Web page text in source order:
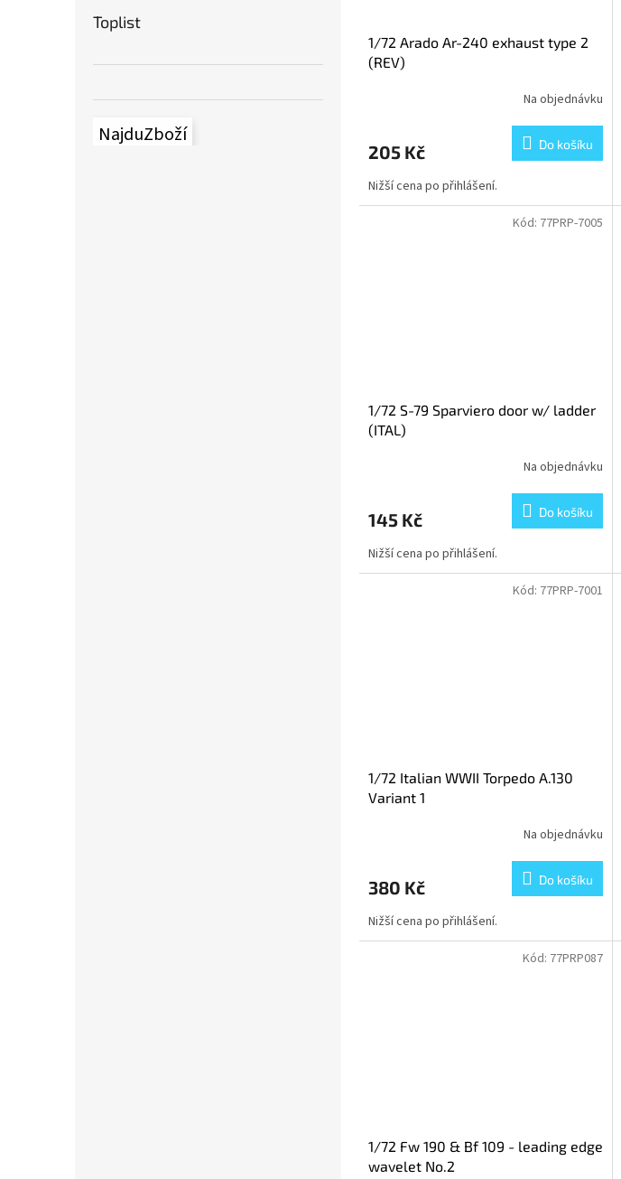
Toplist
NajduZboží
1/72 Arado Ar-240 exhaust type 2
(REV)
Na objednávku
205 Kč Do košíku
Nižší cena po přihlášení.
1/72 S-79 Sparviero door w/ ladder
(ITAL)
Na objednávku
145 Kč Do košíku
Nižší cena po přihlášení.
Kód: 77PRP-7005
1/72 Italian WWII Torpedo A.130
Variant 1
Na objednávku
380 Kč Do košíku
Nižší cena po přihlášení.
Kód: 77PRP-7001
1/72 Fw 190 & Bf 109 - leading edge
wavelet No.2
Kód: 77PRP087